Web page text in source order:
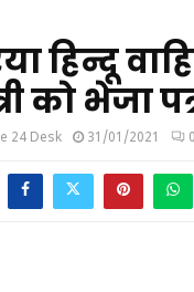
हिन्दू
को भेजा
24 Desk 31/01/2021 0